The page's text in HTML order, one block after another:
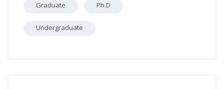
Graduate Ph.D
Undergraduate